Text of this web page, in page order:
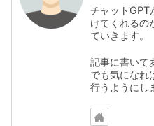
チャットGPT
けてくれるの
ていきます。
記事に書いて
でも気になれ
行うようにし